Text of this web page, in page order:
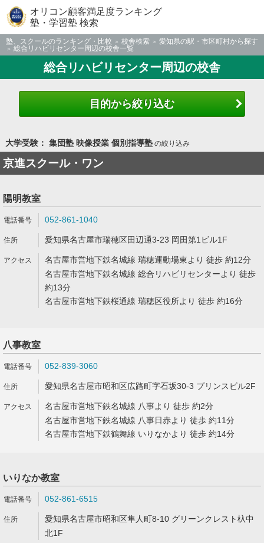
オリコン顧客満足度ランキング
塾・学習塾 検索
塾、スクールのランキング・比較 校舎検索
愛知県の駅・市区町村から探す
総合リハビリセンター周辺の校舎一覧
総合リハビリセンター周辺の校舎
目的から絞り込む
大学受験： 集団塾 映像授業 個別指導塾の絞り込み
京進スクール・ワン
陽明教室
052-861-1040
愛知県名古屋市瑞穂区田辺通3-23 岡田第1ビル1F
名古屋市営地下鉄名城線 瑞穂運動場東より 徒歩 約12分
名古屋市営地下鉄名城線 総合リハビリセンターより 徒歩
約13分
名古屋市営地下鉄桜通線 瑞穂区役所より 徒歩 約16分
八事教室
052-839-3060
愛知県名古屋市昭和区広路町字石坂30-3 プリンスビル2F
名古屋市営地下鉄名城線 八事より 徒歩 約2分
名古屋市営地下鉄名城線 八事日赤より 徒歩 約11分
名古屋市営地下鉄鶴舞線 いりなかより 徒歩 約14分
いりなか教室
052-861-6515
愛知県名古屋市昭和区隼人町8-10 グリーンクレスト杁中
北1F